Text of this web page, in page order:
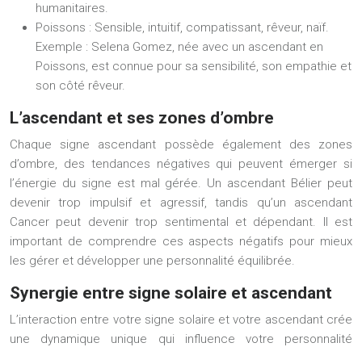
humanitaires.
Poissons : Sensible, intuitif, compatissant, rêveur, naïf.
Exemple : Selena Gomez, née avec un ascendant en
Poissons, est connue pour sa sensibilité, son empathie et
son côté rêveur.
L’ascendant et ses zones d’ombre
Chaque signe ascendant possède également des zones
d’ombre, des tendances négatives qui peuvent émerger si
l’énergie du signe est mal gérée. Un ascendant Bélier peut
devenir trop impulsif et agressif, tandis qu’un ascendant
Cancer peut devenir trop sentimental et dépendant. Il est
important de comprendre ces aspects négatifs pour mieux
les gérer et développer une personnalité équilibrée.
Synergie entre signe solaire et ascendant
L’interaction entre votre signe solaire et votre ascendant crée
une dynamique unique qui influence votre personnalité